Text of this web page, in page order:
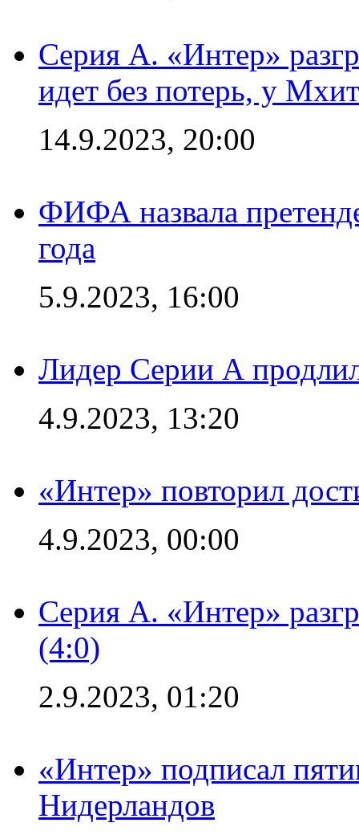
Серия А. «Интер»
идет без потерь, у
14.9.2023, 20:00
ФИФА назвала
года
5.9.2023, 16:00
Лидер Серии А
4.9.2023, 13:20
«Интер» повторил
4.9.2023, 00:00
Серия А. «Интер»
(4:0)
2.9.2023, 01:20
«Интер» подписал
Нидерландов